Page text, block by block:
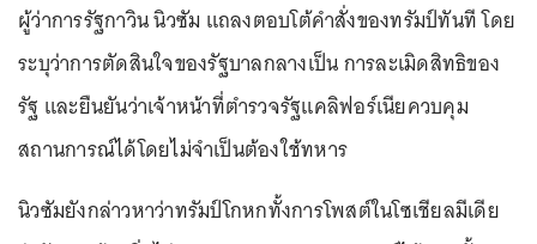
ผู้ว่าการรัฐกาวิน นิวซัม แถลงตอบโต้คำสั่งของทรัมป์ทันที โดย
ระบุว่าการตัดสินใจของรัฐบาลกลางเป็น การละเมิดสิทธิของ
รัฐ และยืนยันว่าเจ้าหน้าที่ตำรวจรัฐแคลิฟอร์เนียควบคุม
สถานการณ์ได้โดยไม่จำเป็นต้องใช้ทหาร
นิวซัมยังกล่าวหาว่าทรัมป์โกหกทั้งการโพสต์ในโซเชียลมีเดีย